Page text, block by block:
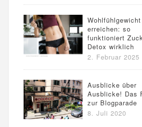
Wohlfühlgewicht
erreichen: so
funktioniert
Detox wirklich
2. Februar 2025
Ausblicke über
Ausblicke! Das
zur Blogparade
8. Juli 2020